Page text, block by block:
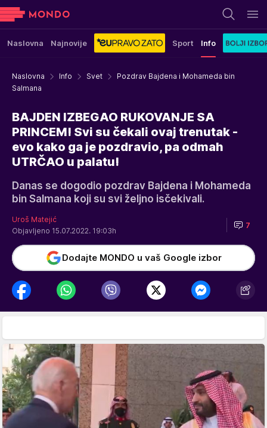
Naslovna Najnovije Sport Info
Naslovna Info Svet
Pozdrav Bajdena i Mohameda bin
Salmana
BAJDEN IZBEGAO RUKOVANJE SA
PRINCEM! Svi su čekali ovaj trenutak -
evo kako ga je pozdravio, pa odmah
UTRČAO u palatu!
Danas se dogodio pozdrav Bajdena i Mohameda
bin Salmana koji su svi željno isčekivali.
Uroš Matejić
Objavljeno 15.07.2022. 19:03h
7
Dodajte MONDO u vaš Google izbor